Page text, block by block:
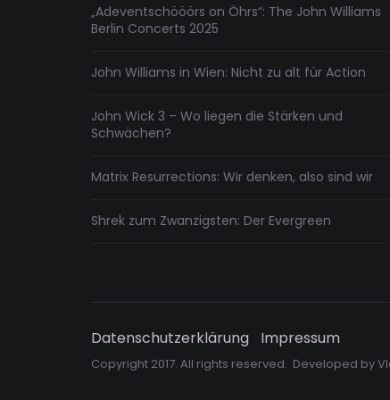
„Adeventschööörs on Öhrs“: The John Williams
Berlin Concerts 2025
John Williams in Wien: Nicht zu alt für Action
John Wick 3 – Wo liegen die Stärken und
Schwächen?
Matrix Resurrections: Wir denken, also sind wir
Shrek zum Zwanzigsten: Der Evergreen
Datenschutzerklärung Impressum
Copyright 2017. All rights reserved. Developed by